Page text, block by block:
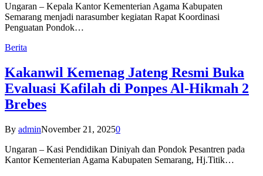
Ungaran – Kepala Kantor Kementerian Agama Kabupaten
Semarang menjadi narasumber kegiatan Rapat Koordinasi
Penguatan Pondok…
Berita
Kakanwil Kemenag Jateng Resmi Buka
Evaluasi Kafilah di Ponpes Al-Hikmah 2
Brebes
By adminNovember 21, 20250
Ungaran – Kasi Pendidikan Diniyah dan Pondok Pesantren pada
Kantor Kementerian Agama Kabupaten Semarang, Hj.Titik…